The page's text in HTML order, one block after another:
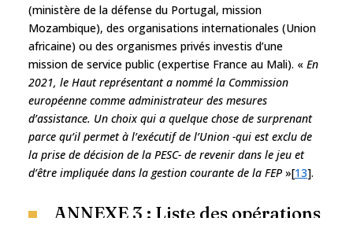
(ministère de la défense du Portugal, mission
Mozambique), des organisations internationales (Union
africaine) ou des organismes privés investis d’une
mission de service public (expertise France au Mali). « En
2021, le Haut représentant a nommé la Commission
européenne comme administrateur des mesures
d’assistance. Un choix qui a quelque chose de surprenant
parce qu’il permet à l’exécutif de l’Union -qui est exclu de
la prise de décision de la PESC- de revenir dans le jeu et
d’être impliquée dans la gestion courante de la FEP »[13].
ANNEXE 3 : Liste des opérations